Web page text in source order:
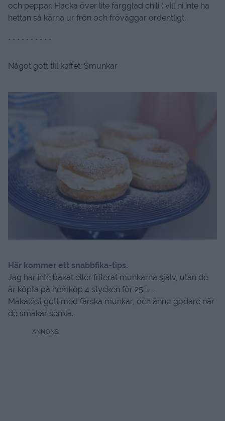
och peppar. Hacka över lite färgglad chili ( vill ni inte ha
hettan så kärna ur frön och fröväggar ordentligt.
* * * * * * * * * *
Något gott till kaffet: Smunkar
Här kommer ett snabbfika-tips.
Jag har inte bakat eller friterat munkarna själv, utan de
är köpta på hemköp 4 stycken för 25 :- .
Makalöst gott med färska munkar, och ännu godare när
de smakar semla.